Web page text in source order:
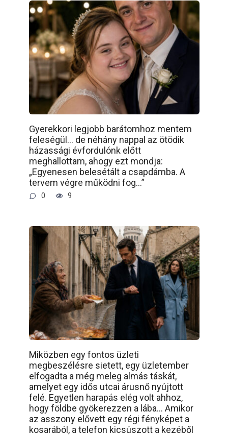
Gyerekkori legjobb barátomhoz mentem
feleségül… de néhány nappal az ötödik
házassági évfordulónk előtt
meghallottam, ahogy ezt mondja:
„Egyenesen belesétált a csapdámba. A
tervem végre működni fog…”
0 9
Miközben egy fontos üzleti
megbeszélésre sietett, egy üzletember
elfogadta a még meleg almás táskát,
amelyet egy idős utcai árusnő nyújtott
felé. Egyetlen harapás elég volt ahhoz,
hogy földbe gyökerezzen a lába… Amikor
az asszony elővett egy régi fényképet a
kosarából, a telefon kicsúszott a kezéből